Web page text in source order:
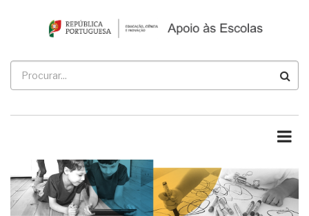
conteúdo
principal